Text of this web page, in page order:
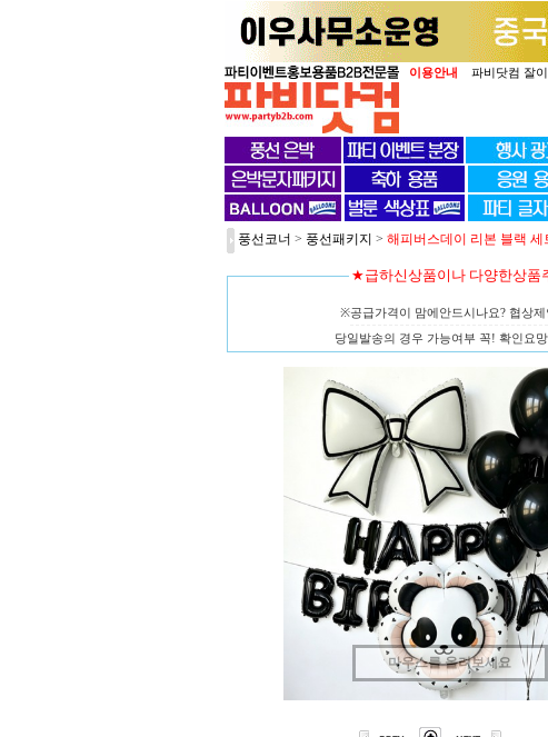
이용안내 파비닷컴 잘
풍선코너 > 풍선패키지 > 해피버스데이 리본 블랙
★급하신상품이나 다양한상
※공급가격이 맘에안드시나요? 협
당일발송의 경우 가능여부 꼭! 확인
마우스를 올려보세요